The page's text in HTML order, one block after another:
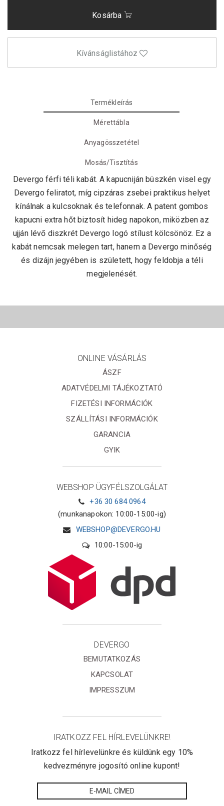
Kosárba
Kívánságlistához
Termékleírás
Mérettábla
Anyagösszetétel
Mosás/Tisztítás
Devergo férfi téli kabát. A kapucniján büszkén visel egy
Devergo feliratot, míg cipzáras zsebei praktikus helyet
kínálnak a kulcsoknak és telefonnak. A patent gombos
kapucni extra hőt biztosít hideg napokon, miközben az
ujján lévő diszkrét Devergo logó stílust kölcsönöz. Ez a
kabát nemcsak melegen tart, hanem a Devergo minőség
és dizájn jegyében is született, hogy feldobja a téli
megjelenését.
ONLINE VÁSÁRLÁS
ÁSZF
ADATVÉDELMI TÁJÉKOZTATÓ
FIZETÉSI INFORMÁCIÓK
SZÁLLÍTÁSI INFORMÁCIÓK
GARANCIA
GYIK
WEBSHOP ÜGYFÉLSZOLGÁLAT
+36 30 684 0964
(munkanapokon: 10:00-15:00-ig)
WEBSHOP@DEVERGO.HU
10:00-15:00-ig
DEVERGO
BEMUTATKOZÁS
KAPCSOLAT
IMPRESSZUM
IRATKOZZ FEL HÍRLEVELÜNKRE!
Iratkozz fel hírlevelünkre és küldünk egy 10%
kedvezményre jogosító online kupont!